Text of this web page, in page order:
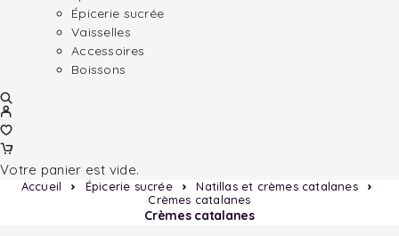
Épicerie sucrée
Vaisselles
Accessoires
Boissons
Votre panier est vide.
Accueil Épicerie sucrée
Natillas et crèmes catalanes
Crèmes catalanes
Crèmes catalanes